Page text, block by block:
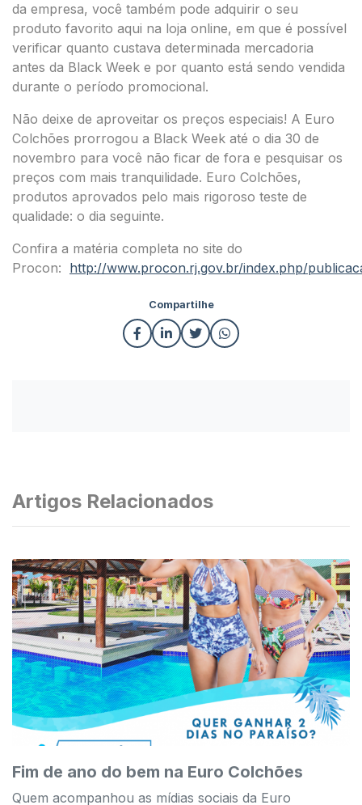
da empresa, você também pode adquirir o seu
produto favorito aqui na loja online, em que é possível
verificar quanto custava determinada mercadoria
antes da Black Week e por quanto está sendo vendida
durante o período promocional.
Não deixe de aproveitar os preços especiais! A Euro
Colchões prorrogou a Black Week até o dia 30 de
novembro para você não ficar de fora e pesquisar os
preços com mais tranquilidade. Euro Colchões,
produtos aprovados pelo mais rigoroso teste de
qualidade: o dia seguinte.
Confira a matéria completa no site do
Procon: http://www.procon.rj.gov.br/index.php/
Compartilhe
Artigos Relacionados
Fim de ano do bem na Euro Colchões
Quem acompanhou as mídias sociais da Euro